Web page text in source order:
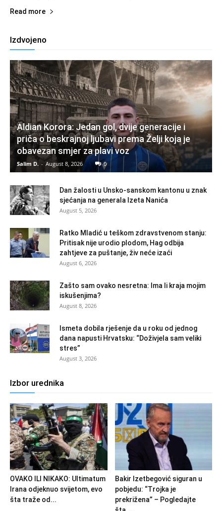
Read more
Izdvojeno
Aldian Korora: Jedan gol, dvije generacije i
priča o beskrajnoj ljubavi prema Želji koja je
obavezan smjer za plavi voz
Salim D. - August 8, 2026 0
Dan žalosti u Unsko-sanskom kantonu u znak
sjećanja na generala Izeta Nanića
August 5, 2026
Ratko Mladić u teškom zdravstvenom stanju:
Pritisak nije urodio plodom, Hag odbija
zahtjeve za puštanje, živ neće izaći
August 6, 2026
Zašto sam ovako nesretna: Ima li kraja mojim
iskušenjima?
August 8, 2026
Ismeta dobila rješenje da u roku od jednog
dana napusti Hrvatsku: “Doživjela sam veliki
stres”
August 3, 2026
Izbor urednika
OVAKO ILI NIKAKO: Ultimatum
Irana odjeknuo svijetom, evo
šta traže od...
Bakir Izetbegović siguran u
pobjedu: “Trojka je
prekrižena” – Pogledajte